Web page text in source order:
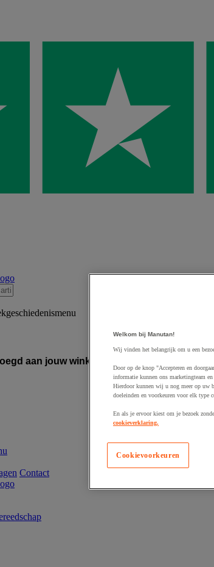
aan jouw winkelwagen:
Contact
Welkom bij Manutan!
Wij vinden het belangrijk om u een
Door op de knop "Accepteren en
informatie kunnen ons marketingteam en
Hierdoor kunnen wij u nog meer op uw
doeleinden en voorkeuren voor elk type
En als je ervoor kiest om je bezoek
cookieverklaring.
Cookievoorkeuren